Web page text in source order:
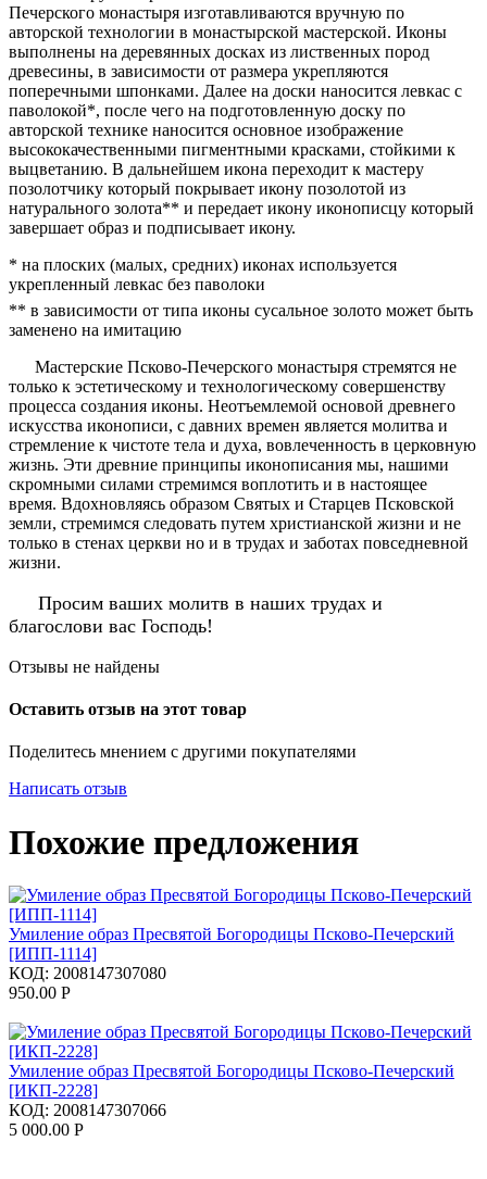
Печерского монастыря изготавливаются вручную по
авторской технологии в монастырской мастерской. Иконы
выполнены на деревянных досках из лиственных пород
древесины, в зависимости от размера укрепляются
поперечными шпонками. Далее на доски наносится левкас с
паволокой*, после чего на подготовленную доску по
авторской технике наносится основное изображение
высококачественными пигментными красками, стойкими к
выцветанию. В дальнейшем икона переходит к мастеру
позолотчику который покрывает икону позолотой из
натурального золота** и передает икону иконописцу который
завершает образ и подписывает икону.
* на плоских (малых, средних) иконах используется
укрепленный левкас без паволоки
** в зависимости от типа иконы сусальное золото может быть
заменено на имитацию
Мастерские Псково-Печерского монастыря стремятся не
только к эстетическому и технологическому совершенству
процесса создания иконы. Неотъемлемой основой древнего
искусства иконописи, с давних времен является молитва и
стремление к чистоте тела и духа, вовлеченность в церковную
жизнь. Эти древние принципы иконописания мы, нашими
скромными силами стремимся воплотить и в настоящее
время. Вдохновляясь образом Святых и Старцев Псковской
земли, стремимся следовать путем христианской жизни и не
только в стенах церкви но и в трудах и заботах повседневной
жизни.
Просим ваших молитв в наших трудах и
благослови вас Господь!
Отзывы не найдены
Оставить отзыв на этот товар
Поделитесь мнением с другими покупателями
Написать отзыв
Похожие предложения
Умиление образ Пресвятой Богородицы Псково-Печерский
[ИПП-1114]
КОД: 2008147307080
950.00 Р
Умиление образ Пресвятой Богородицы Псково-Печерский
[ИКП-2228]
КОД: 2008147307066
5 000.00 Р